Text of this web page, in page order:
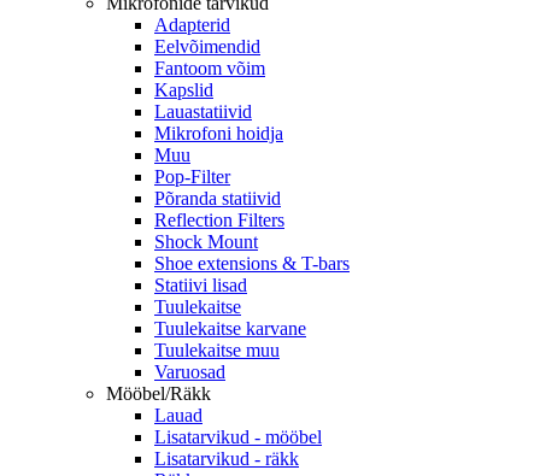
Adapterid
Eelvõimendid
Fantoom võim
Kapslid
Lauastatiivid
Mikrofoni hoidja
Muu
Pop-Filter
Põranda statiivid
Reflection Filters
Shock Mount
Shoe extensions & T-bars
Statiivi lisad
Tuulekaitse
Tuulekaitse karvane
Tuulekaitse muu
Varuosad
Mööbel/Räkk
Lauad
Lisatarvikud - mööbel
Lisatarvikud - räkk